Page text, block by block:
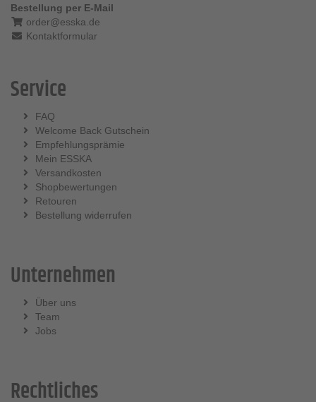
Bestellung per E-Mail
order@esska.de
Kontaktformular
Service
FAQ
Welcome Back Gutschein
Empfehlungsprämie
Mein ESSKA
Versandkosten
Shopbewertungen
Retouren
Bestellung widerrufen
Unternehmen
Über uns
Team
Jobs
Rechtliches